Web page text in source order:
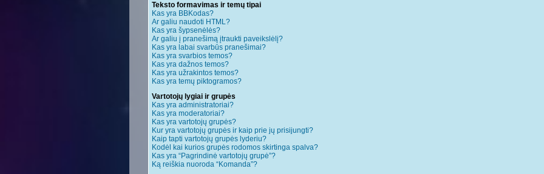
Teksto formavimas ir temų tipai
Kas yra BBKodas?
Ar galiu naudoti HTML?
Kas yra šypsenėlės?
Ar galiu į pranešimą įtraukti paveikslėlį?
Kas yra labai svarbūs pranešimai?
Kas yra svarbios temos?
Kas yra dažnos temos?
Kas yra užrakintos temos?
Kas yra temų piktogramos?
Vartotojų lygiai ir grupės
Kas yra administratoriai?
Kas yra moderatoriai?
Kas yra vartotojų grupės?
Kur yra vartotojų grupės ir kaip prie jų prisijungti?
Kaip tapti vartotojų grupės lyderiu?
Kodėl kai kurios grupės rodomos skirtinga spalva?
Kas yra “Pagrindinė vartotojų grupė”?
Ką reiškia nuoroda “Komanda”?